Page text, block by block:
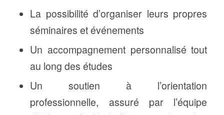
La possibilité d’organiser leurs propres
séminaires et événements
Un accompagnement personnalisé tout
au long des études
Un soutien à l’orientation
professionnelle, assuré par l’équipe